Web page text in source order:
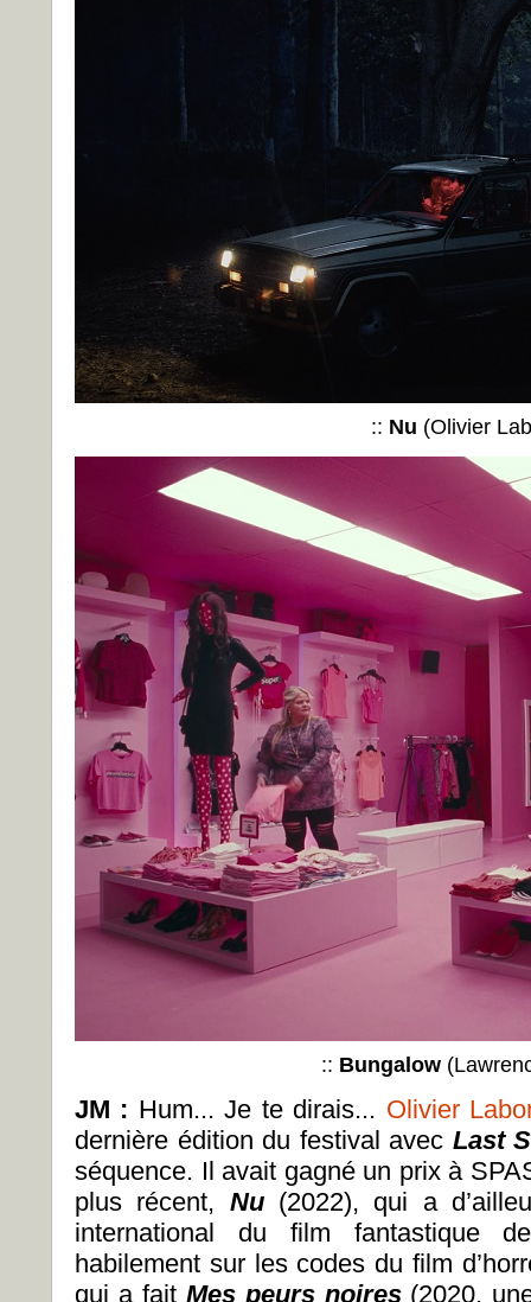
:: Nu (Olivier
:: Bungalow
JM : Hum... Je te dirais... Olivier
dernière édition du festival avec Last
séquence. Il avait gagné un prix à
plus récent, Nu(2022), qui a
international du film fantastique
habilement sur les codes du film
qui a fait Mes peurs noires(2020,